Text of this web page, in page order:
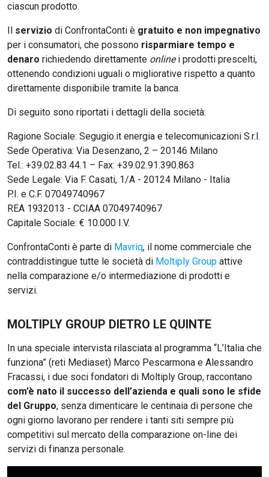
ciascun prodotto.
Il servizio di ConfrontaConti è gratuito e non impegnativo
per i consumatori, che possono risparmiare tempo e
denaro richiedendo direttamente onlinei prodotti prescelti,
ottenendo condizioni uguali o migliorative rispetto a quanto
direttamente disponibile tramite la banca.
Di seguito sono riportati i dettagli della società:
Ragione Sociale: Segugio.it energia e telecomunicazioni S.r.l.
Sede Operativa: Via Desenzano, 2 – 20146 Milano
Tel.: +39.02.83.44.1 – Fax: +39.02.91.390.863
Sede Legale: Via F. Casati, 1/A - 20124 Milano - Italia
P.I. e C.F. 07049740967
REA 1932013 - CCIAA 07049740967
Capitale Sociale: € 10.000 I.V.
ConfrontaConti è parte di Mavriq, il nome commerciale che
contraddistingue tutte le società di Moltiply Group attive
nella comparazione e/o intermediazione di prodotti e
servizi.
MOLTIPLY GROUP DIETRO LE QUINTE
In una speciale intervista rilasciata al programma “L’Italia che
funziona” (reti Mediaset) Marco Pescarmona e Alessandro
Fracassi, i due soci fondatori di Moltiply Group, raccontano
com’è nato il successo dell’azienda e quali sono le sfide
del Gruppo, senza dimenticare le centinaia di persone che
ogni giorno lavorano per rendere i tanti siti sempre più
competitivi sul mercato della comparazione on-line dei
servizi di finanza personale.